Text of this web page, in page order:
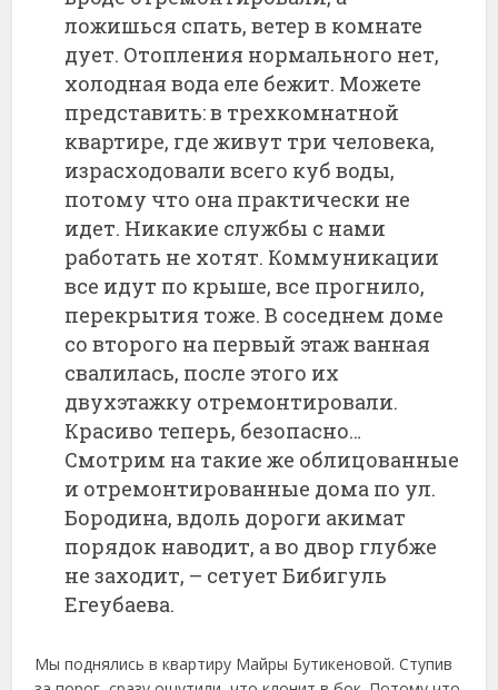
ложишься спать, ветер в комнате
дует. Отопления нормального нет,
холодная вода еле бежит. Можете
представить: в трехкомнатной
квартире, где живут три человека,
израсходовали всего куб воды,
потому что она практически не
идет. Никакие службы с нами
работать не хотят. Коммуникации
все идут по крыше, все прогнило,
перекрытия тоже. В соседнем доме
со второго на первый этаж ванная
свалилась, после этого их
двухэтажку отремонтировали.
Красиво теперь, безопасно…
Смотрим на такие же облицованные
и отремонтированные дома по ул.
Бородина, вдоль дороги акимат
порядок наводит, а во двор глубже
не заходит, – сетует Бибигуль
Егеубаева.
Мы поднялись в квартиру Майры Бутикеновой. Ступив